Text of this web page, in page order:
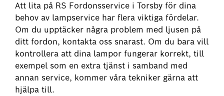
Att lita på RS Fordonsservice i Torsby för dina
behov av lampservice har flera viktiga fördelar.
Om du upptäcker några problem med ljusen på
ditt fordon, kontakta oss snarast. Om du bara vill
kontrollera att dina lampor fungerar korrekt, till
exempel som en extra tjänst i samband med
annan service, kommer våra tekniker gärna att
hjälpa till.